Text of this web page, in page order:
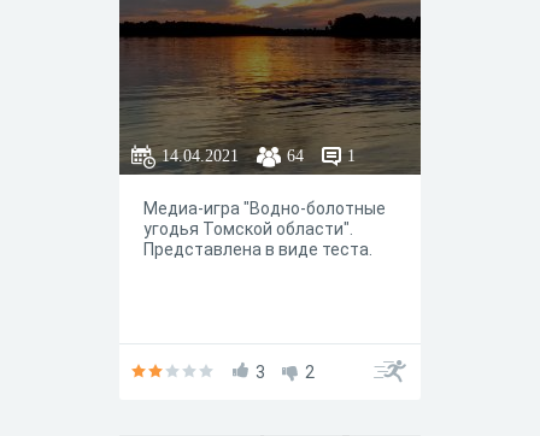
14.04.2021 64 1
Медиа-игра "Водно-болотные
угодья Томской области".
Представлена в виде теста.
3 2